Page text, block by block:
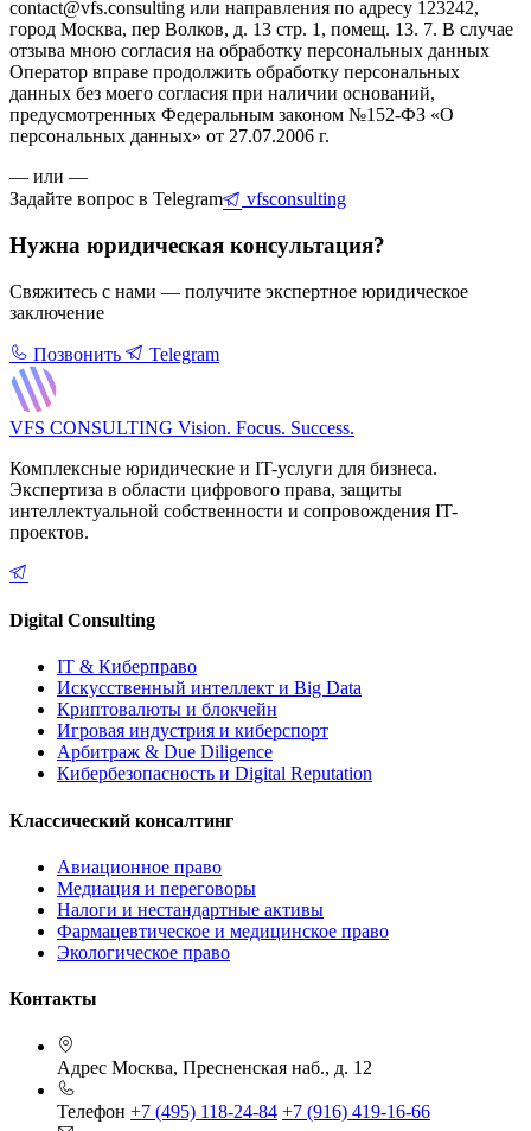
contact@vfs.consulting или направления по адресу 123242,
город Москва, пер Волков, д. 13 стр. 1, помещ. 13. 7. В случае
отзыва мною согласия на обработку персональных данных
Оператор вправе продолжить обработку персональных
данных без моего согласия при наличии оснований,
предусмотренных Федеральным законом №152-ФЗ «О
персональных данных» от 27.07.2006 г.
— или —
Задайте вопрос в Telegram
vfsconsulting
Нужна юридическая консультация?
Свяжитесь с нами — получите экспертное юридическое
заключение
Позвонить Telegram
VFS CONSULTING Vision. Focus. Success.
Комплексные юридические и IT-услуги для бизнеса.
Экспертиза в области цифрового права, защиты
интеллектуальной собственности и сопровождения IT-
проектов.
Digital Consulting
IT & Киберправо
Искусственный интеллект и Big Data
Криптовалюты и блокчейн
Игровая индустрия и киберспорт
Арбитраж & Due Diligence
Кибербезопасность и Digital Reputation
Классический консалтинг
Авиационное право
Медиация и переговоры
Налоги и нестандартные активы
Фармацевтическое и медицинское право
Экологическое право
Контакты
Адрес Москва, Пресненская наб., д. 12
Телефон +7 (495) 118-24-84 +7 (916) 419-16-66